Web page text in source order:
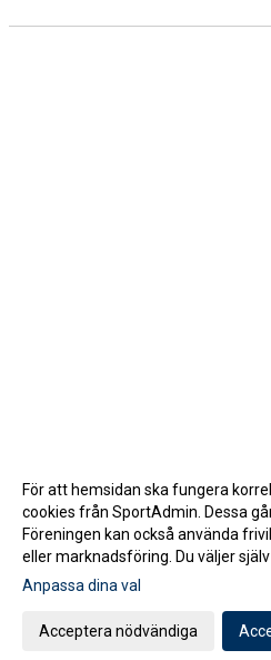
Gå till Webbversion
För att hemsidan ska fungera
cookies från SportAdmin. Dessa
Föreningen kan också använda
eller marknadsföring. Du väljer
Anpassa dina val
Acceptera nödvändiga